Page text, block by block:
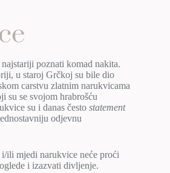
poznati komad nakita.
u staroj Grčkoj su bile dio
carstvu zlatnim narukvicama
su se svojom hrabrošću
su i danas često statement
odjevnu
ili mjedi narukvice neće proći
i izazvati divljenje.